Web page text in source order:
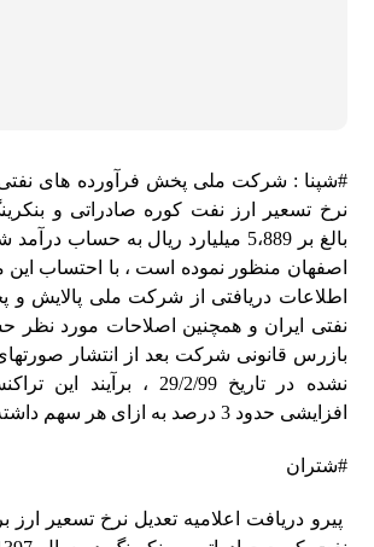
#شپنا : شرکت ملی پخش فرآورده های نفتی
بالغ بر 5،889 میلیارد ریال به حساب
اصفهان منظور نموده است ، با احتساب این
اطلاعات دریافتی از شرکت ملی پالایش و
نفتی ایران و همچنین اصلاحات مورد
بازرس قانونی شرکت بعد از انتشار
نشده در تاریخ 29/2/99 ،
افزایشی حدود 3 درصد به ازای هر سهم داشته است .
#شتران
پیرو دریافت اعلامیه تعدیل نرخ تسعیر